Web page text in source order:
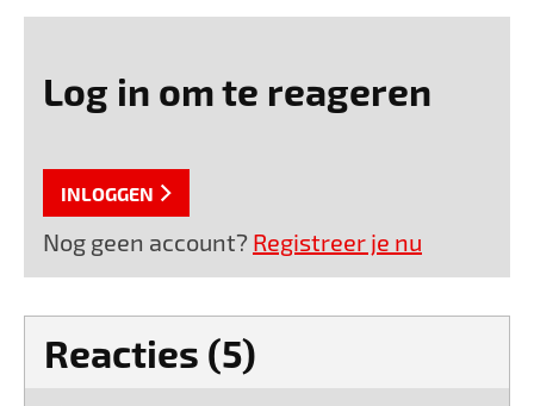
Log in om te reageren
INLOGGEN
Nog geen account? Registreer je nu
Reacties (5)